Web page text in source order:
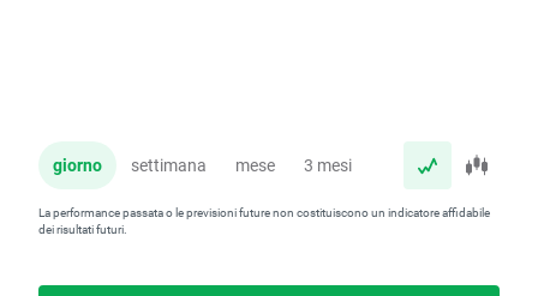
giorno settimana mese 3 mesi anno
La performance passata o le previsioni future non costituiscono un indicatore affidabile
dei risultati futuri.